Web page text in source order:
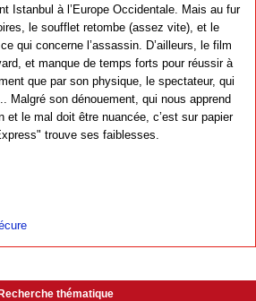
Istanbul à l’Europe Occidentale. Mais au fur
le soufflet retombe (assez vite), et le
qui concerne l’assassin. D’ailleurs, le film
et manque de temps forts pour réussir à
que par son physique, le spectateur, qui
Malgré son dénouement, qui nous apprend
et le mal doit être nuancée, c’est sur papier
trouve ses faiblesses.
Recherche thématique